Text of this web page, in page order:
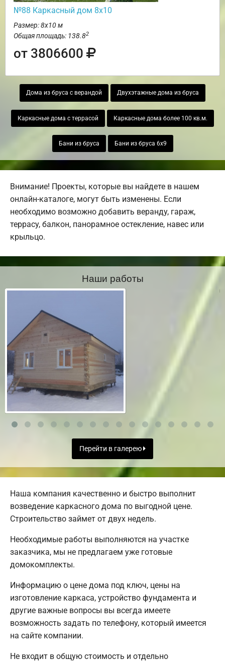
№88 Каркасный дом 8х10
Размер: 8х10 м
Общая площадь: 138.82
от 3806600
Дома из бруса с верандой Двухэтажные дома из бруса
Каркасные дома с террасой Каркасные дома более 100 кв.м.
Бани из бруса Бани из бруса 6х9
Внимание! Проекты, которые вы найдете в нашем
онлайн-каталоге, могут быть изменены. Если
необходимо возможно добавить веранду, гараж,
террасу, балкон, панорамное остекление, навес или
крыльцо.
Наши работы
Перейти в галерею
Наша компания качественно и быстро выполнит
возведение каркасного дома по выгодной цене.
Строительство займет от двух недель.
Необходимые работы выполняются на участке
заказчика, мы не предлагаем уже готовые
домокомплекты.
Информацию о цене дома под ключ, цены на
изготовление каркаса, устройство фундамента и
другие важные вопросы вы всегда имеете
возможность задать по телефону, который имеется
на сайте компании.
Не входит в общую стоимость и отдельно